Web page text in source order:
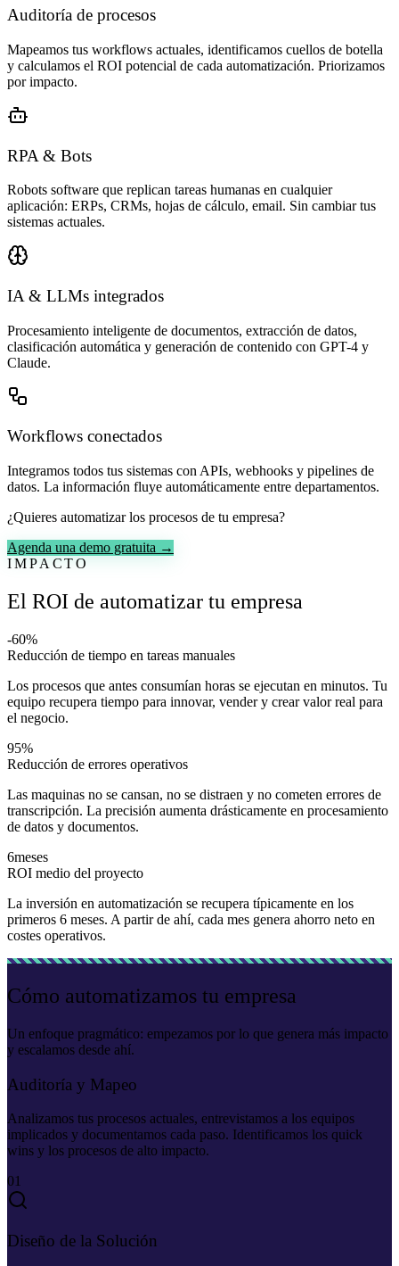
Auditoría de procesos
Mapeamos tus workflows actuales, identificamos cuellos de botella
y calculamos el ROI potencial de cada automatización. Priorizamos
por impacto.
RPA & Bots
Robots software que replican tareas humanas en cualquier
aplicación: ERPs, CRMs, hojas de cálculo, email. Sin cambiar tus
sistemas actuales.
IA & LLMs integrados
Procesamiento inteligente de documentos, extracción de datos,
clasificación automática y generación de contenido con GPT-4 y
Claude.
Workflows conectados
Integramos todos tus sistemas con APIs, webhooks y pipelines de
datos. La información fluye automáticamente entre departamentos.
¿Quieres automatizar los procesos de tu empresa?
Agenda una demo gratuita →
IMPACTO
El ROI de automatizar tu empresa
-60%
Reducción de tiempo en tareas manuales
Los procesos que antes consumían horas se ejecutan en minutos. Tu
equipo recupera tiempo para innovar, vender y crear valor real para
el negocio.
95%
Reducción de errores operativos
Las maquinas no se cansan, no se distraen y no cometen errores de
transcripción. La precisión aumenta drásticamente en procesamiento
de datos y documentos.
6meses
ROI medio del proyecto
La inversión en automatización se recupera típicamente en los
primeros 6 meses. A partir de ahí, cada mes genera ahorro neto en
costes operativos.
Cómo automatizamos tu empresa
Un enfoque pragmático: empezamos por lo que genera más impacto
y escalamos desde ahí.
Auditoría y Mapeo
Analizamos tus procesos actuales, entrevistamos a los equipos
implicados y documentamos cada paso. Identificamos los quick
wins y los procesos de alto impacto.
01
Diseño de la Solución